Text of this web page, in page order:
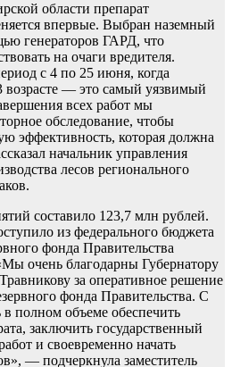
области препарат
впервые. Выбран наземный
генераторов ГАРД, что
на очаги вредителя.
с 4 по 25 июня, когда
возрасте — это самый уязвимый
всех работ мы
обследование, чтобы
эффективность, которая должна
начальник управления
лесов регионального
составило 123,7 млн рублей.
из федерального бюджета
фонда Правительства
очень благодарны Губернатору
за оперативное решение
фонда Правительства. С
полном объеме обеспечить
заключить государственный
и своевременно начать
— подчеркнула заместитель